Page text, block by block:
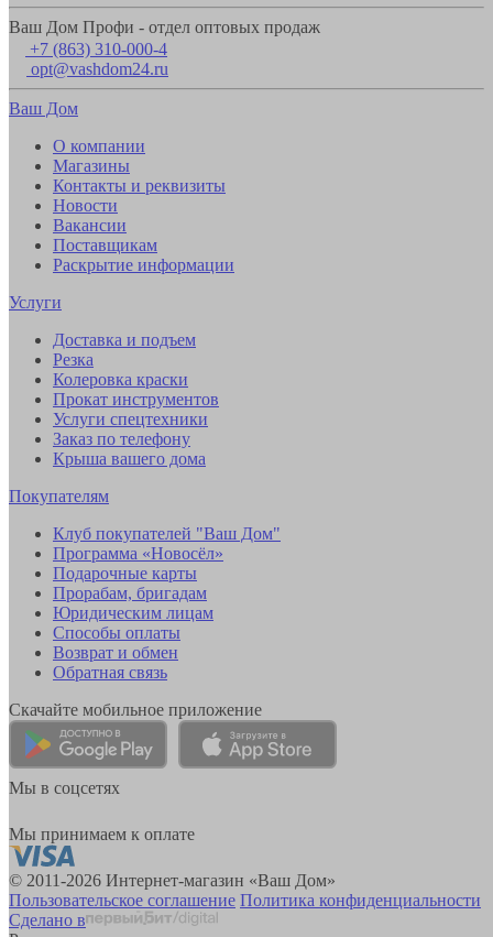
Ваш Дом Профи - отдел оптовых продаж
+7 (863) 310-000-4
opt@vashdom24.ru
Ваш Дом
О компании
Магазины
Контакты и реквизиты
Новости
Вакансии
Поставщикам
Раскрытие информации
Услуги
Доставка и подъем
Резка
Колеровка краски
Прокат инструментов
Услуги спецтехники
Заказ по телефону
Крыша вашего дома
Покупателям
Клуб покупателей "Ваш Дом"
Программа «Новосёл»
Подарочные карты
Прорабам, бригадам
Юридическим лицам
Способы оплаты
Возврат и обмен
Обратная связь
Скачайте мобильное приложение
Мы в соцсетях
Мы принимаем к оплате
© 2011-2026 Интернет-магазин «Ваш Дом»
Пользовательское соглашение Политика конфиденциальности
Сделано в